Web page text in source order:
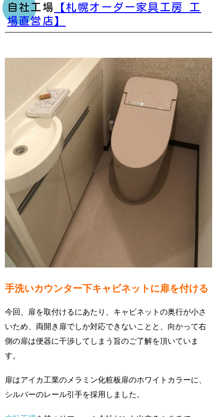
自社工場
【札幌オーダー家具工房 工
場直営店】
手洗いカウンター下キャビネットに扉を付ける
今回、扉を取付けるにあたり、キャビネットの奥行が小さ
いため、両開き扉でしか対応できないことと、向かって右
側の扉は便器に干渉してしまう旨のご了解を頂いていま
す。
扉はアイカ工業のメラミン化粧板扉のホワイトカラーに、
シルバーのレール引手を採用しました。